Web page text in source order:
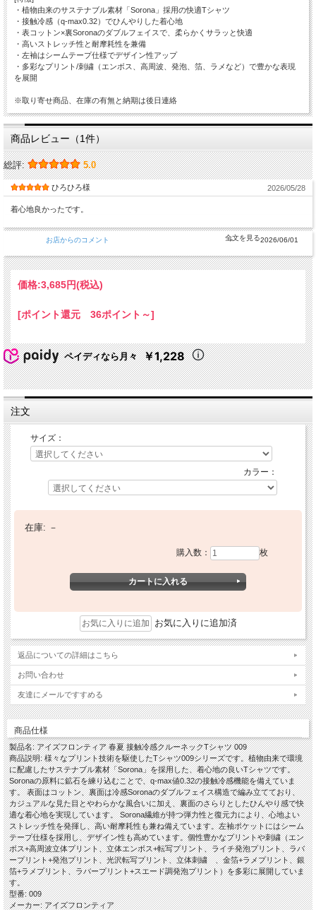
・植物由来のサステナブル素材「Sorona」採用の快適Tシャツ
・接触冷感（q-max0.32）でひんやりした着心地
・表コットン×裏Soronaのダブルフェイスで、柔らかくサラッと快適
・高いストレッチ性と耐摩耗性を兼備
・左袖はシームテープ仕様でデザイン性アップ
・多彩なプリント/刺繍（エンボス、高周波、発泡、箔、ラメなど）で豊かな表現
を展開
※取り寄せ商品、在庫の有無と納期は後日連絡
商品レビュー（1件）
総評: 5.0
ひろひろ様 2026/05/28
着心地良かったです。
お店からのコメント 2026/06/01
価格:3,685円(税込)
[ポイント還元 36ポイント～]
ペイディなら月々 ￥1,228
注文
サイズ：
カラー：
在庫: －
購入数： 枚
お気に入りに追加済
返品についての詳細はこちら
お問い合わせ
友達にメールですすめる
商品仕様
製品名: アイズフロンティア 春夏 接触冷感クルーネックTシャツ 009
商品説明: 様々なプリント技術を駆使したTシャツ009シリーズです。植物由来で環境
に配慮したサステナブル素材「Sorona」を採用した、着心地の良いTシャツです。
Soronaの原料に鉱石を練り込むことで、q-max値0.32の接触冷感機能を備えていま
す。 表面はコットン、裏面は冷感Soronaのダブルフェイス構造で編み立てており、
カジュアルな見た目とやわらかな風合いに加え、裏面のさらりとしたひんやり感で快
適な着心地を実現しています。 Sorona繊維が持つ弾力性と復元力により、心地よい
ストレッチ性を発揮し、高い耐摩耗性も兼ね備えています。左袖ポケットにはシーム
テープ仕様を採用し、デザイン性も高めています。個性豊かなプリントや刺繍（エン
ボス+高周波立体プリント、立体エンボス+転写プリント、ライチ発泡プリント、ラバ
ープリント+発泡プリント、光沢転写プリント、立体刺繍 、金箔+ラメプリント、銀
箔+ラメプリント、ラバープリント+スエード調発泡プリント）を多彩に展開していま
す。
型番: 009
メーカー: アイズフロンティア